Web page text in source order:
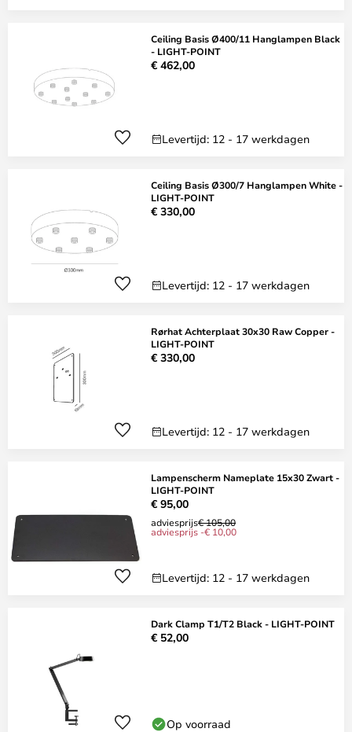
Ceiling Basis Ø400/11 Hanglampen Black
- LIGHT-POINT
€ 462,00
Levertijd: 12 - 17 werkdagen
Ceiling Basis Ø300/7 Hanglampen White -
LIGHT-POINT
€ 330,00
Levertijd: 12 - 17 werkdagen
Rørhat Achterplaat 30x30 Raw Copper -
LIGHT-POINT
€ 330,00
Levertijd: 12 - 17 werkdagen
Lampenscherm Nameplate 15x30 Zwart -
LIGHT-POINT
€ 95,00
adviesprijs€ 105,00
adviesprijs -€ 10,00
Levertijd: 12 - 17 werkdagen
Dark Clamp T1/T2 Black - LIGHT-POINT
€ 52,00
Op voorraad